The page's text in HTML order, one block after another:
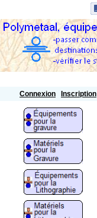
Connexion Inscription